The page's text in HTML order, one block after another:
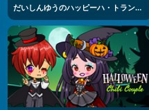
だいしんゆうのハッピーハ・トランスフォーメーション